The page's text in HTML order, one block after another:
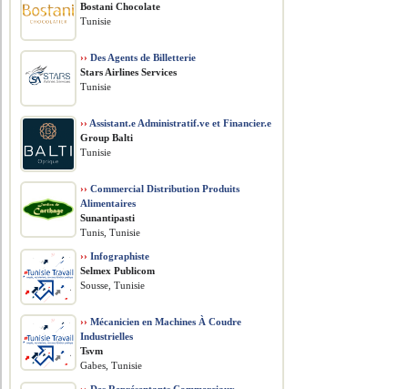
Bostani Chocolate
Tunisie
›› Des Agents de Billetterie
Stars Airlines Services
Tunisie
›› Assistant.e Administratif.ve et Financier.e
Group Balti
Tunisie
›› Commercial Distribution Produits
Alimentaires
Sunantipasti
Tunis, Tunisie
›› Infographiste
Selmex Publicom
Sousse, Tunisie
›› Mécanicien en Machines À Coudre
Industrielles
Tsvm
Gabes, Tunisie